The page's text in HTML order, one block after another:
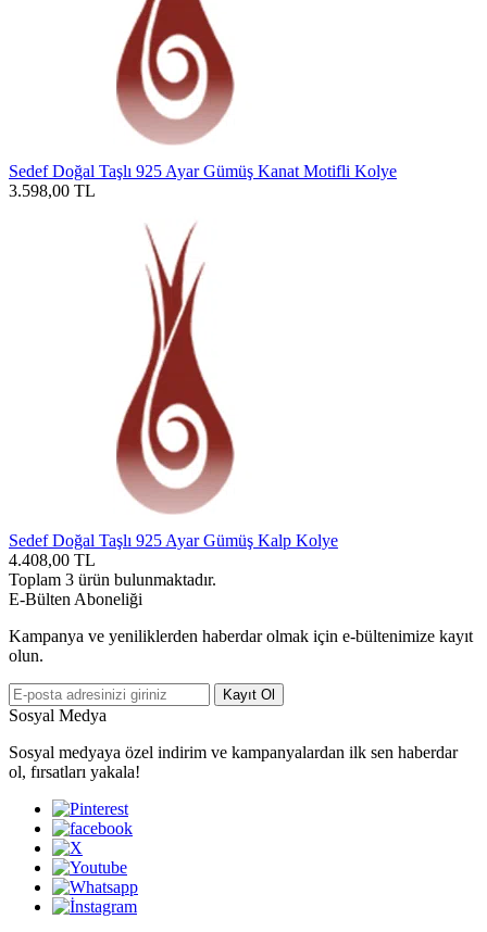
Sedef Doğal Taşlı 925 Ayar Gümüş Kanat Motifli Kolye
3.598,00 TL
Sedef Doğal Taşlı 925 Ayar Gümüş Kalp Kolye
4.408,00 TL
Toplam 3 ürün bulunmaktadır.
E-Bülten Aboneliği
Kampanya ve yeniliklerden haberdar olmak için e-bültenimize kayıt
olun.
Kayıt Ol
Sosyal Medya
Sosyal medyaya özel indirim ve kampanyalardan ilk sen haberdar
ol, fırsatları yakala!